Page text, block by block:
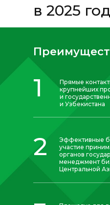
в 2025
1
Прямые
крупнейших
и
и Узбекистана
2
Эффективные
участие
органов
менеджмент
Центральной